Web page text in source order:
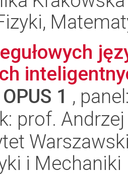
OPUS 1 ,
prof. Andrzej
i Mechaniki